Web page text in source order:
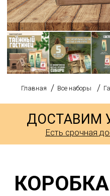
Есть срочная
Главная / Все наборы /
ДОСТАВИМ